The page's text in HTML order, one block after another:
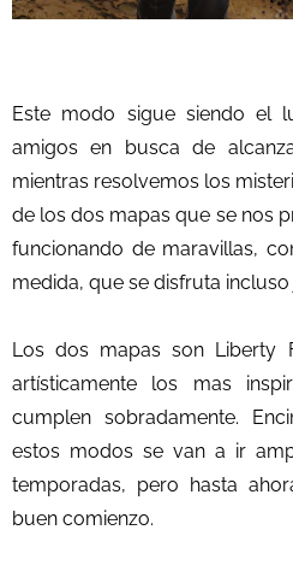
Este modo sigue siendo el
amigos en busca de
mientras resolvemos los
de los dos mapas que se nos
funcionando de maravillas,
medida, que se disfruta
Los dos mapas son Liberty
artísticamente los mas
cumplen sobradamente.
estos modos se van a ir
temporadas, pero hasta
buen comienzo.